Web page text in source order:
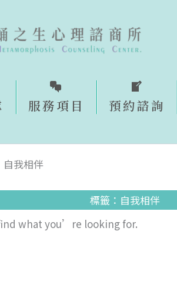
服務項目 預約諮詢​
自我相伴
標籤：自我相伴
what you’re looking for.